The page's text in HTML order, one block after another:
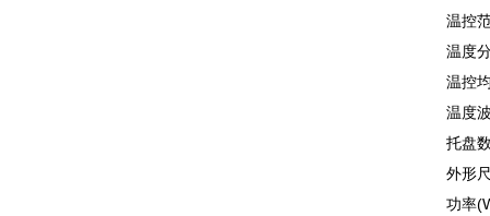
温控
温度
温控
温度
托盘
外形
功率